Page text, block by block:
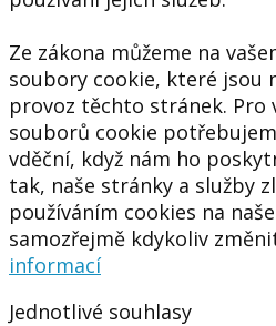
Ze zákona můžeme na
soubory cookie, které jsou
provoz těchto stránek. Pro
souborů cookie
vděční, když nám ho
tak, naše stránky a služby
používáním cookies na
samozřejmě kdykoliv
informací
Jednotlivé souhlasy